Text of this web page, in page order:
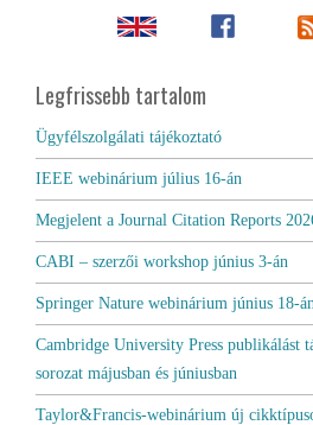
Legfrissebb tartalom
Ügyfélszolgálati tájékoztató
IEEE webinárium július 16-án
Megjelent a Journal Citation Reports
CABI – szerzői workshop június 3-án
Springer Nature webinárium június 18-
Cambridge University Press publikálást
sorozat májusban és júniusban
Taylor&Francis-webinárium új